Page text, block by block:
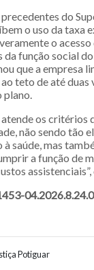
do
o uso da taxa
o
da função social
que a empresa
teto de até duas
plano.
atende os
não sendo tão
saúde, mas
a função de
Potiguar